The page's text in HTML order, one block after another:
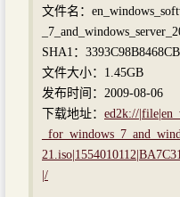
文件名：
SHA1：
文件大小：1.45GB
发布时间：2009-08-06
下载地址： ed2k://
|/